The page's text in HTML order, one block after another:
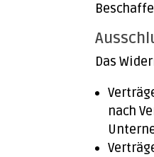
Das
nach